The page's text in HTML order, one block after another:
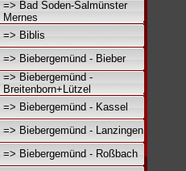
=> Bad Soden-Salmünster
Mernes
=> Biblis
=> Biebergemünd - Bieber
=> Biebergemünd -
Breitenborn+Lützel
=> Biebergemünd - Kassel
=> Biebergemünd - Lanzingen
=> Biebergemünd - Roßbach